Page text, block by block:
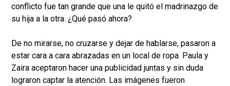
conflicto fue tan grande que una le quitó el madrinazgo de
su hija a la otra. ¿Qué pasó ahora?
De no mirarse, no cruzarse y dejar de hablarse, pasaron a
estar cara a cara abrazadas en un local de ropa. Paula y
Zaira aceptaron hacer una publicidad juntas y sin duda
lograron captar la atención. Las imágenes fueron